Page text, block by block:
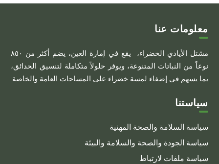
معلومات عنا
مشتل الأيادي الخضراء، يقع في إمارة العين، يضم أكثر من ٨٥٠
نوعاً من النباتات المتنوعة، ويوفر حلولاً متكاملة لتنسيق الحدائق،
بما يسهم في إضفاء لمسة خضراء على المساحات العامة والخاصة
سياستنا
سياسة السلامة والصحة المهنية
سياسة الجودة والصحة والسلامة والبيئة
سياسة ملفات لارتباط